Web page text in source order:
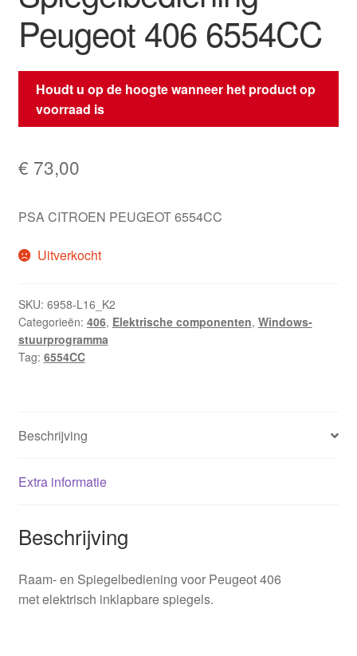
Peugeot 406 6554CC
Houdt u op de hoogte wanneer het product op
voorraad is
€ 73,00
PSA CITROEN PEUGEOT 6554CC
Uitverkocht
SKU: 6958-L16_K2
Categorieën: 406, Elektrische componenten, Windows-
stuurprogramma
Tag: 6554CC
Beschrijving
Extra informatie
Beschrijving
Raam- en Spiegelbediening voor Peugeot 406
met elektrisch inklapbare spiegels.